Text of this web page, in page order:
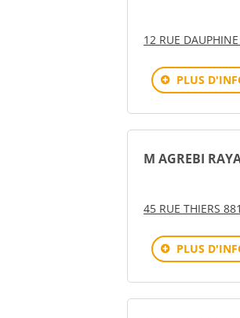
12 RUE
PLUS
M AGREBI
45 RUE THIERS
PLUS